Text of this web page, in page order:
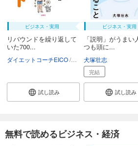
ビジネス・実用
リバウンドを繰り返して
いた700...
ダイエットコーチEICO いしいまき
試し読み
ビジネス・実用
「説明」がうまい
つも頭に...
犬塚壮志
完結
試し読み
無料で読めるビジネス・経済